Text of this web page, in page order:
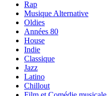
Rap
Musique Alternative
Oldies
Années 80
House
Indie
Classique
Jazz
Latino
Chillout